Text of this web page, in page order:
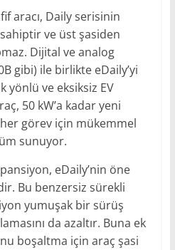
aracı, Daily serisinin
ve üst şasiden
Dijital ve analog
gibi) ile birlikte eDaily’yi
yönlü ve eksiksiz EV
50 kW’a kadar yeni
görev için mükemmel
sunuyor.
eDaily’nin öne
Bu benzersiz sürekli
yumuşak bir sürüş
da azaltır. Buna ek
boşaltma için araç şasi